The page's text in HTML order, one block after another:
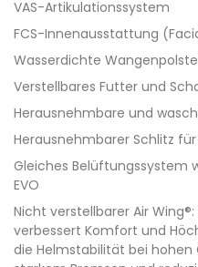
VAS-Artikulationssystem
FCS-Innenausstattung
Wasserdichte
Verstellbares Futter und
Herausnehmbare und
Herausnehmbarer Schlitz
Gleiches Belüftungssystem
EVO
Nicht verstellbarer Air
verbessert Komfort und
die Helmstabilität bei hohen